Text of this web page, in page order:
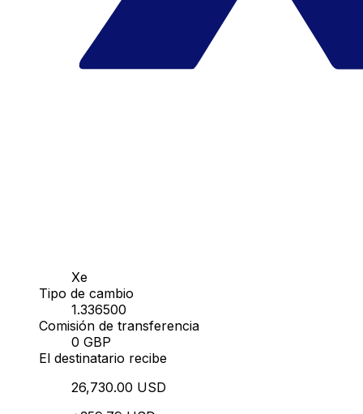
Xe
Tipo de cambio
1.336500
Comisión de transferencia
0 GBP
El destinatario recibe
26,730.00 USD